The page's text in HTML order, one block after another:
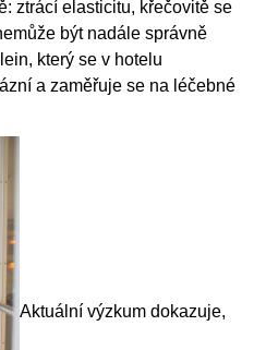
ztrácí elasticitu, křečovitě se
být nadále správně
který se v hotelu
a zaměřuje se na léčebné
Aktuální výzkum dokazuje,